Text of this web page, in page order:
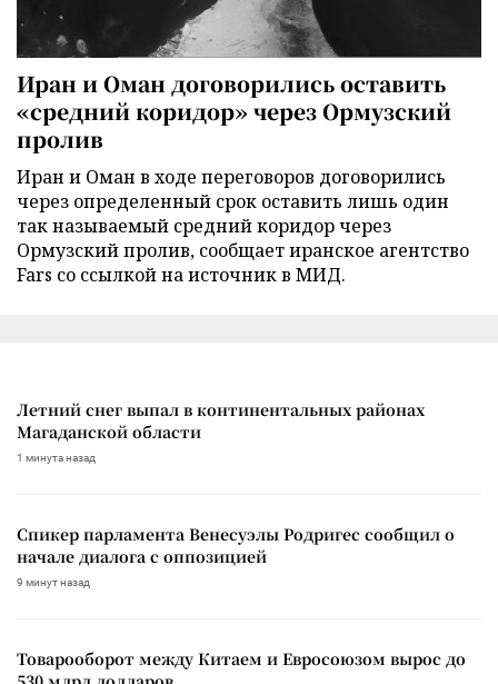
Иран и Оман договорились оставить
«средний коридор» через Ормузский
пролив
Иран и Оман в ходе переговоров договорились
через определенный срок оставить лишь один
так называемый средний коридор через
Ормузский пролив, сообщает иранское агентство
Fars со ссылкой на источник в МИД.
Летний снег выпал в континентальных районах
Магаданской области
1 минута назад
Спикер парламента Венесуэлы Родригес сообщил о
начале диалога с оппозицией
9 минут назад
Товарооборот между Китаем и Евросоюзом вырос до